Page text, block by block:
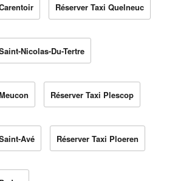
Réserver Taxi Quelneuc
Nicolas-Du-Tertre
Réserver Taxi Plescop
Avé Réserver Taxi Ploeren